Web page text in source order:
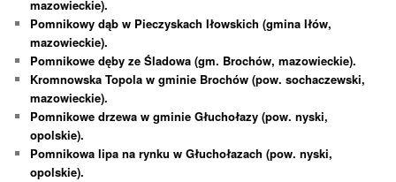
mazowieckie).
Pomnikowy dąb w Pieczyskach Iłowskich (gmina Iłów,
mazowieckie).
Pomnikowe dęby ze Śladowa (gm. Brochów, mazowieckie).
Kromnowska Topola w gminie Brochów (pow. sochaczewski,
mazowieckie).
Pomnikowe drzewa w gminie Głuchołazy (pow. nyski,
opolskie).
Pomnikowa lipa na rynku w Głuchołazach (pow. nyski,
opolskie).